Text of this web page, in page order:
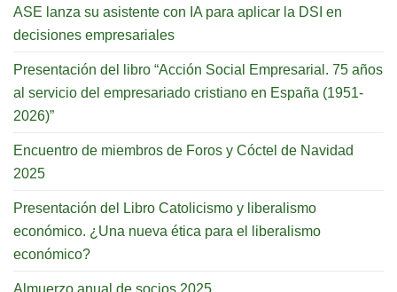
ASE lanza su asistente con IA para aplicar la DSI en
decisiones empresariales
Presentación del libro “Acción Social Empresarial. 75 años
al servicio del empresariado cristiano en España (1951-
2026)”
Encuentro de miembros de Foros y Cóctel de Navidad
2025
Presentación del Libro Catolicismo y liberalismo
económico. ¿Una nueva ética para el liberalismo
económico?
Almuerzo anual de socios 2025